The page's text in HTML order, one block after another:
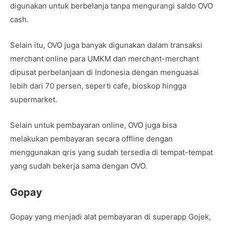
digunakan untuk berbelanja tanpa mengurangi saldo OVO
cash.
Selain itu, OVO juga banyak digunakan dalam transaksi
merchant online para UMKM dan merchant-merchant
dipusat perbelanjaan di Indonesia dengan menguasai
lebih dari 70 persen, seperti cafe, bioskop hingga
supermarket.
Selain untuk pembayaran online, OVO juga bisa
melakukan pembayaran secara offline dengan
menggunakan qris yang sudah tersedia di tempat-tempat
yang sudah bekerja sama dengan OVO.
Gopay
Gopay yang menjadi alat pembayaran di superapp Gojek,